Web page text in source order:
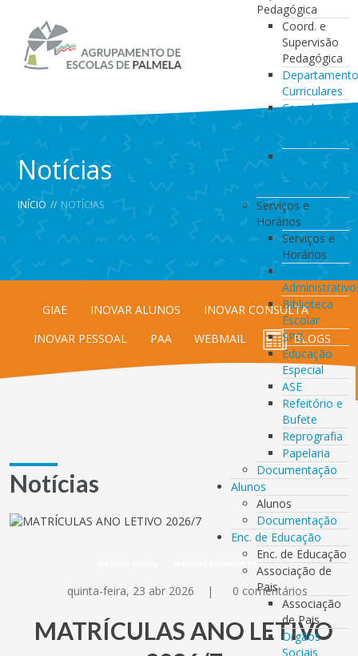
Pedagógica
Coord. e
Supervisão
Pedagógica
Curriculares
Coordenação
da Direção
de Turma
Coordenação
de
Serviços e
Horários
Serviços e
Horários
Serviços
Biblioteca
Escolar
SPO
Educação
Especial
ASE
Refeitório e
Bufete
Reprografia
Papelaria
Documentação
Alunos
Alunos
Documentação
Enc. de Educação
Enc. de Educação
Associação de
Pais
Associação
de Pais
Orgãos
Sociais
Notícias
INÍCIO // NOTÍCIAS
GIAE INOVAR ALUNOS
INOVAR CONSULTA
INOVAR PESSOAL
PAA WEBMAIL BLOGS
Notícias
Notícias Destaque Home
quinta-feira, 23 abr 2026 | 0 comentários
MATRÍCULAS ANO LETIVO